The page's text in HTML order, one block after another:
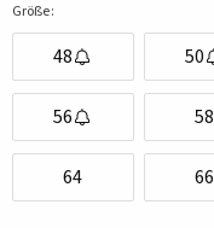
Größe:
48 50
56 58
64 66